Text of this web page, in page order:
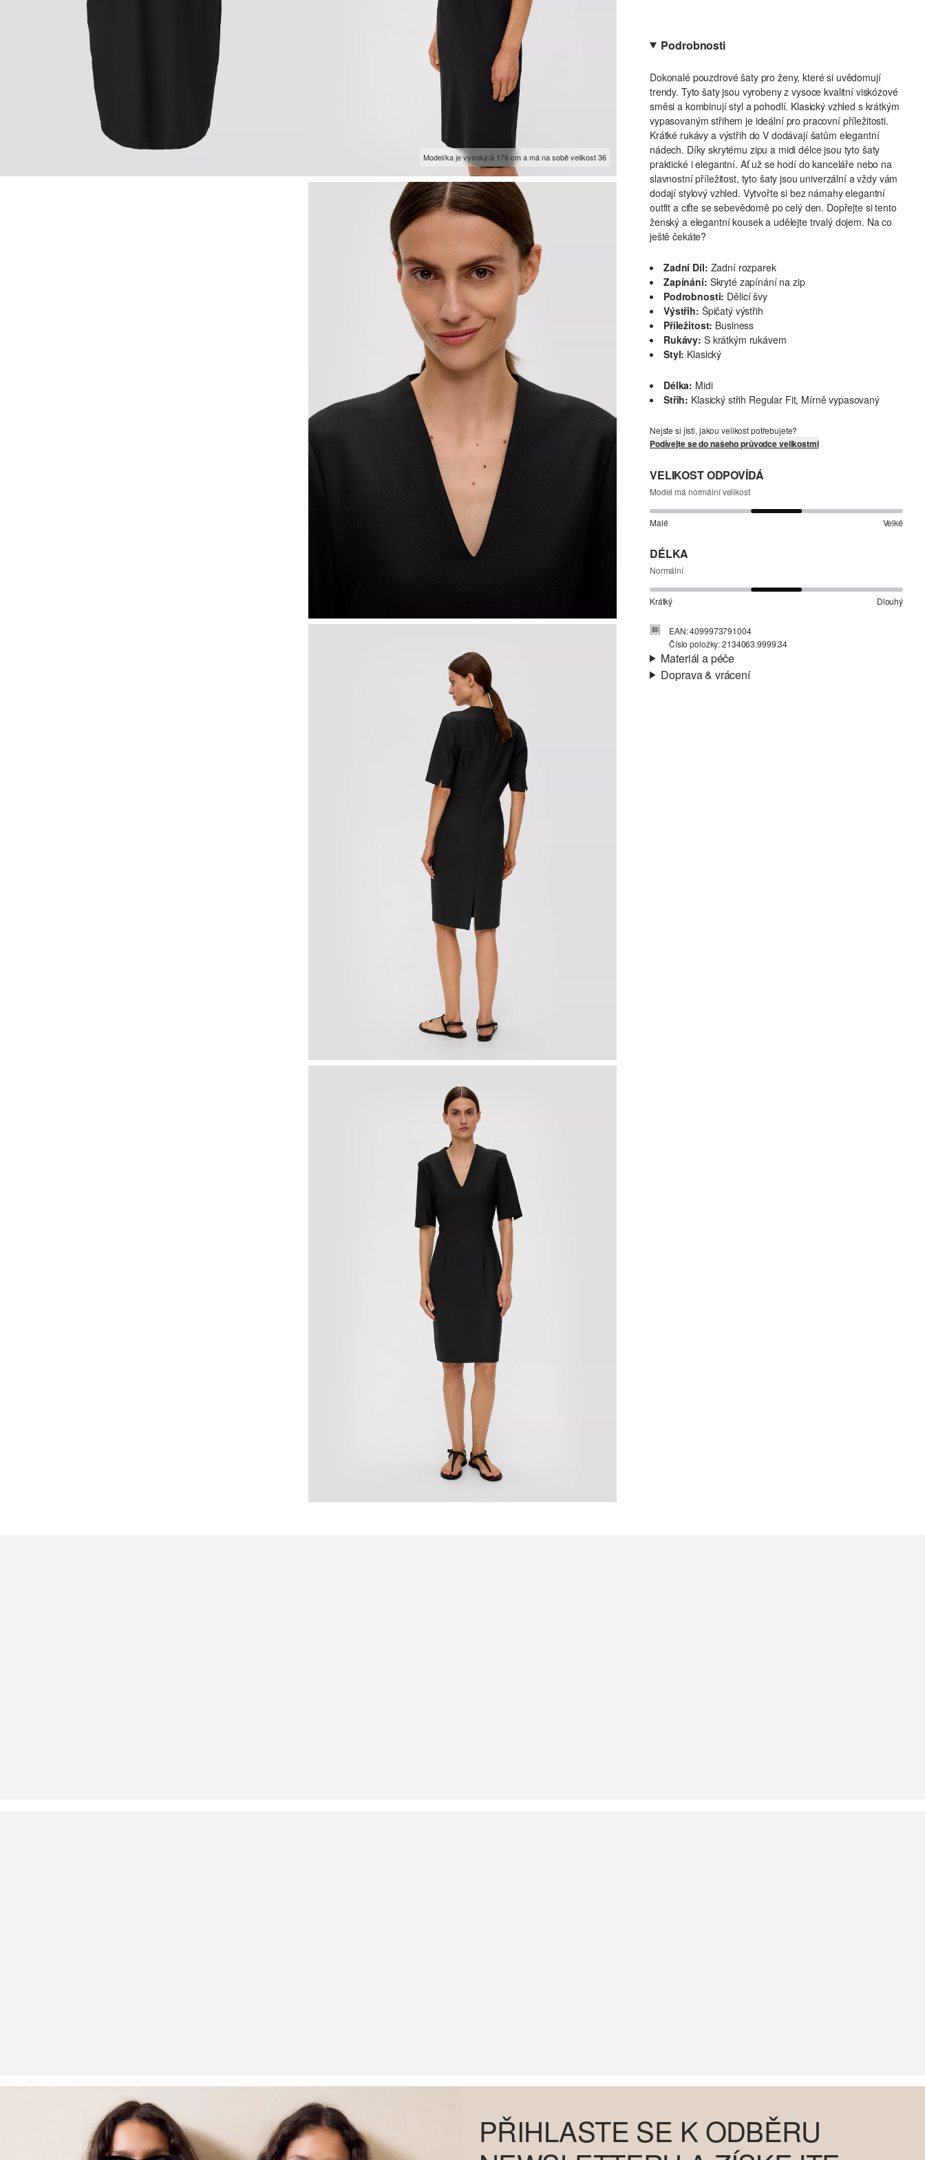
Model/ka je vysoký/á 176 cm a má na sobě velikost 36
Podrobnosti
Dokonalé pouzdrové šaty pro ženy, které si uvědomují
trendy. Tyto šaty jsou vyrobeny z vysoce kvalitní viskózové
směsi a kombinují styl a pohodlí. Klasický vzhled s krátkým
vypasovaným střihem je ideální pro pracovní příležitosti.
Krátké rukávy a výstřih do V dodávají šatům elegantní
nádech. Díky skrytému zipu a midi délce jsou tyto šaty
praktické i elegantní. Ať už se hodí do kanceláře nebo na
slavnostní příležitost, tyto šaty jsou univerzální a vždy vám
dodají stylový vzhled. Vytvořte si bez námahy elegantní
outfit a ciťte se sebevědomě po celý den. Dopřejte si tento
ženský a elegantní kousek a udělejte trvalý dojem. Na co
ještě čekáte?
Zadní Díl: Zadní rozparek
Zapínání: Skryté zapínání na zip
Podrobnosti: Dělicí švy
Výstřih: Špičatý výstřih
Příležitost: Business
Rukávy: S krátkým rukávem
Styl: Klasický
Délka: Midi
Střih: Klasický střih Regular Fit, Mírně vypasovaný
Nejste si jisti, jakou velikost potřebujete?
Podívejte se do našeho průvodce velikostmi
VELIKOST ODPOVÍDÁ
Model má normální velikost
Malé Velké
DÉLKA
Normální
Krátký Dlouhý
EAN: 4099973791004
Číslo položky: 2134063.9999.34
Materiál a péče
Doprava & vrácení
PŘIHLASTE SE K ODBĚRU